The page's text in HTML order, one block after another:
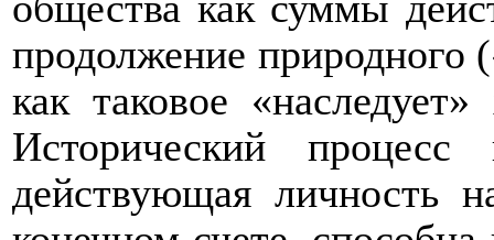
продолжение природного
как таковое «наследует»
Исторический процесс
действующая личность